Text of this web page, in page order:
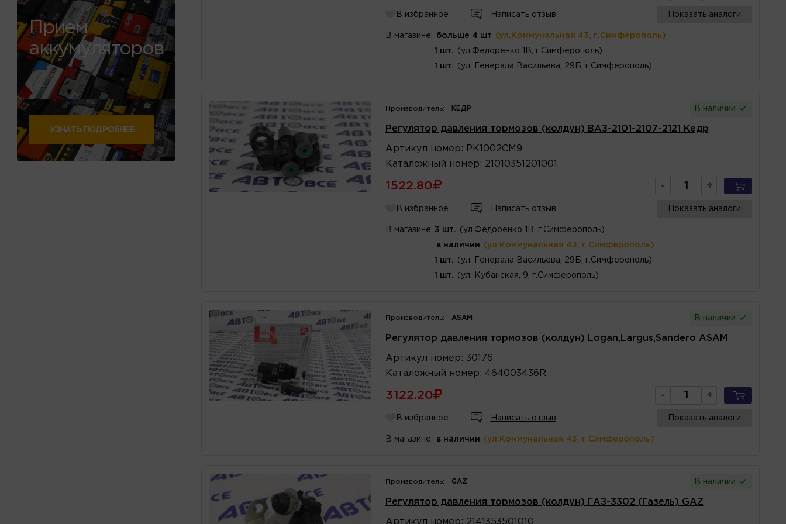
Прием
аккумуляторов
УЗНАТЬ ПОДРОБНЕЕ
В избранное Написать отзыв Показать аналоги
В магазине: больше 4 шт (ул.Коммунальная 43, г.Симферополь)
1 шт. (ул.Федоренко 1В, г.Симферополь)
1 шт. (ул. Генерала Васильева, 29Б, г.Симферополь)
Производитель: КЕДР В наличии
Регулятор давления тормозов (колдун) ВАЗ-2101-2107-2121 Кедр
Артикул номер : PK1002CM9
Каталожный номер : 21010351201001
1522.80 - +
В избранное Написать отзыв Показать аналоги
В магазине: 3 шт. (ул.Федоренко 1В, г.Симферополь)
в наличии (ул.Коммунальная 43, г.Симферополь)
1 шт. (ул. Генерала Васильева, 29Б, г.Симферополь)
1 шт. (ул. Кубанская, 9, г.Симферополь)
Производитель: ASAM В наличии
Регулятор давления тормозов (колдун) Logan,Largus,Sandero ASAM
Артикул номер : 30176
Каталожный номер : 464003436R
3122.20 - +
В избранное Написать отзыв Показать аналоги
В магазине: в наличии (ул.Коммунальная 43, г.Симферополь)
Производитель: GAZ В наличии
Регулятор давления тормозов (колдун) ГАЗ-3302 (Газель) GAZ
Артикул номер : 2141353501010